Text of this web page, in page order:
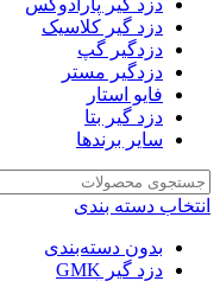
دزد گیر پارادوکس
دزد گیر کلاسیک
دزدگیر گپ
دزدگیر مستر
فایو استار
دزد گیر بتا
سایر برندها
انتخاب دسته بندی
بدون دسته‌بندی
دزد گیر GMK